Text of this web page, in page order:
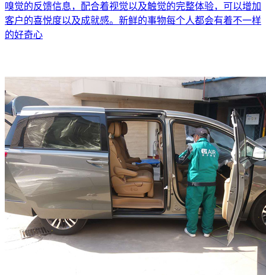
嗅觉的反馈信息，配合着视觉以及触觉的完整体验，可以增加
客户的喜悦度以及成就感。新鲜的事物每个人都会有着不一样
的好奇心